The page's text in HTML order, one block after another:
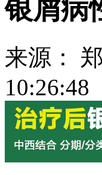
银屑病
来源：
10:26:48